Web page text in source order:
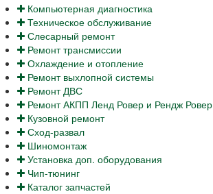
Компьютерная диагностика
Техническое обслуживание
Слесарный ремонт
Ремонт трансмиссии
Охлаждение и отопление
Ремонт выхлопной системы
Ремонт ДВС
Ремонт АКПП Ленд Ровер и Рендж Ровер
Кузовной ремонт
Сход-развал
Шиномонтаж
Установка доп. оборудования
Чип-тюнинг
Каталог запчастей